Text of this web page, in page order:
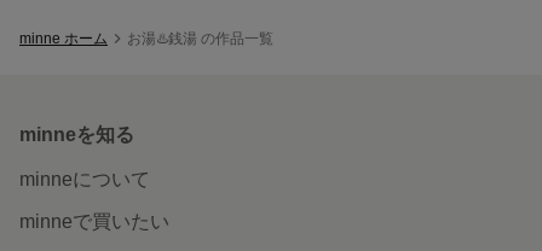
minne ホーム お湯♨️銭湯 の作品一覧
minneを知る
minneについて
minneで買いたい